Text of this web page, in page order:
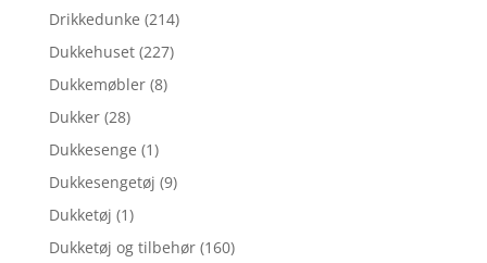
Drikkedunke (214)
Dukkehuset (227)
Dukkemøbler (8)
Dukker (28)
Dukkesenge (1)
Dukkesengetøj (9)
Dukketøj (1)
Dukketøj og tilbehør (160)